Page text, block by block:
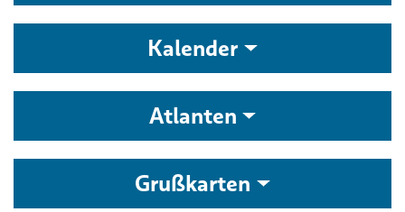
Kalender
Atlanten
Grußkarten